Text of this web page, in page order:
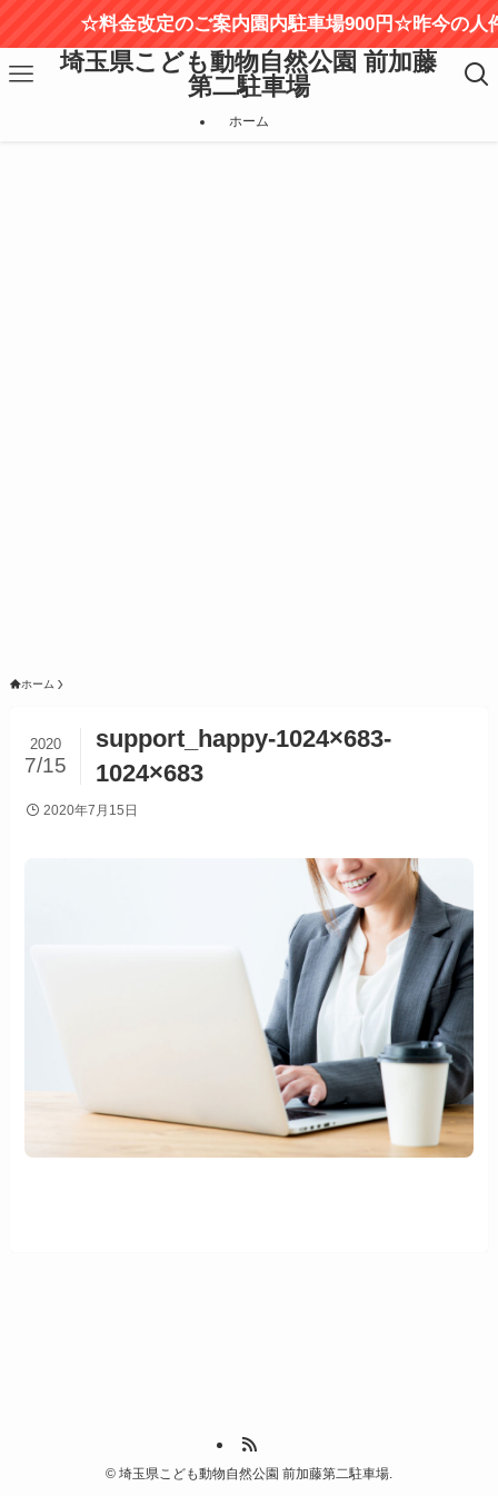
☆料金改定のご案内園内駐車場900円☆昨今の人
埼玉県こども動物自然公園 前加藤
第二駐車場
ホーム
ホーム
support_happy-1024×683-
1024×683
2020
7/15
2020年7月15日
© 埼玉県こども動物自然公園 前加藤第二駐車場.